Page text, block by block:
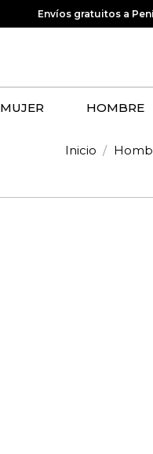
Envíos gratuitos a
MUJER HOMBRE
Inicio